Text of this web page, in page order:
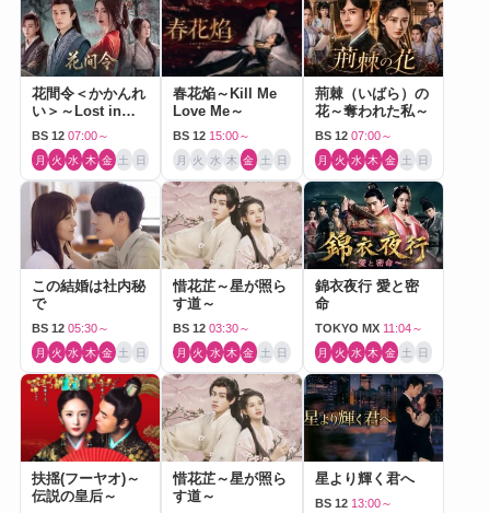
花間令＜かかんれ
い＞～Lost in
Love～
BS 12 07:00～
月 火 水 木 金 土 日
春花焔～Kill Me
Love Me～
BS 12 15:00～
月 火 水 木 金 土 日
荊棘（いばら）の
花～奪われた私～
BS 12 07:00～
月 火 水 木 金 土 日
この結婚は社内秘
で
BS 12 05:30～
月 火 水 木 金 土 日
惜花芷～星が照ら
す道～
BS 12 03:30～
月 火 水 木 金 土 日
錦衣夜行 愛と密
命
TOKYO MX 11:04～
月 火 水 木 金 土 日
扶揺(フーヤオ)～
伝説の皇后～
惜花芷～星が照ら
す道～
星より輝く君へ
BS 12 13:00～